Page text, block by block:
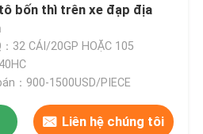
bốn thì trên xe đạp địa
：32 CÁI/20GP HOẶC 105
：900-1500USD/PIECE
Liên hệ chúng tôi